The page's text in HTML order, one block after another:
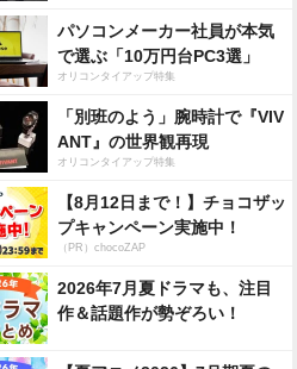
パソコンメーカー社員が本気
で選ぶ「10万円台PC3選」
オリコンタイアップ特集
「別班のよう」腕時計で『VIV
ANT』の世界観再現
オリコンタイアップ特集
【8月12日まで！】チョコザッ
プキャンペーン実施中！
（PR）chocoZAP
2026年7月夏ドラマも、注目
作＆話題作が勢ぞろい！